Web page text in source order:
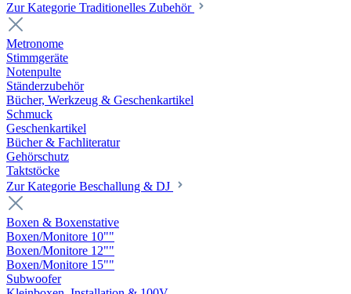
Zur Kategorie Traditionelles Zubehör
Metronome
Stimmgeräte
Notenpulte
Ständerzubehör
Bücher, Werkzeug & Geschenkartikel
Schmuck
Geschenkartikel
Bücher & Fachliteratur
Gehörschutz
Taktstöcke
Zur Kategorie Beschallung & DJ
Boxen & Boxenstative
Boxen/Monitore 10""
Boxen/Monitore 12""
Boxen/Monitore 15""
Subwoofer